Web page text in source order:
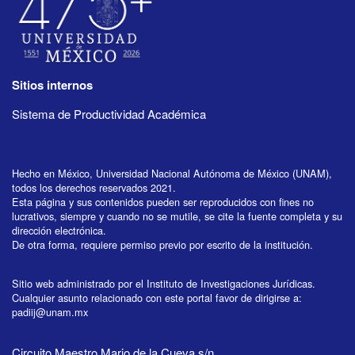
Sitios internos
Sistema de Productividad Académica
Hecho en México, Universidad Nacional Autónoma de México (UNAM),
todos los derechos reservados 2021.
Esta página y sus contenidos pueden ser reproducidos con fines no
lucrativos, siempre y cuando no se mutile, se cite la fuente completa y su
dirección electrónica.
De otra forma, requiere permiso previo por escrito de la institución.
Sitio web administrado por el Instituto de Investigaciones Jurídicas.
Cualquier asunto relacionado con este portal favor de dirigirse a:
padiij@unam.mx